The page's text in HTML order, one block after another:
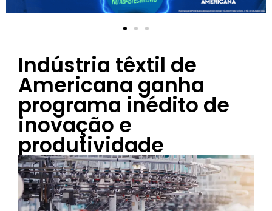
Indústria têxtil de
Americana ganha
programa inédito de
inovação e
produtividade